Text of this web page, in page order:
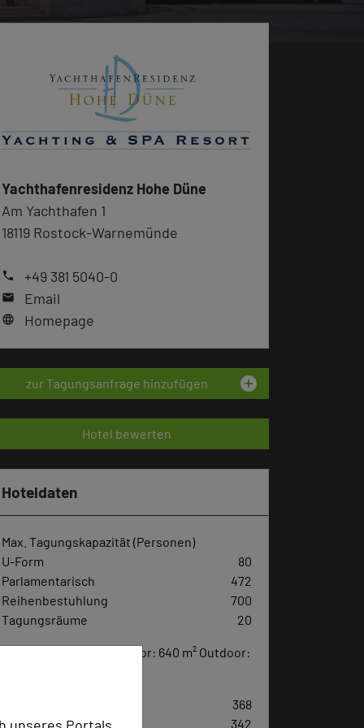
Yachthafenresidenz Hohe Düne
Am Yachthafen 1
18119 Rostock-Warnemünde
phone +49 381 5040-0
mail Email
language Homepage
zur Tagungsanfrage hinzufügen add_circle
Hotel bewerten
Hoteldaten
Max. Tagungskapazität (Personen)
U-Form
80
Parlamentarisch
472
Reihenbestuhlung
700
Tagungsräume
20
Ausstellungsfläche Indoor: 640 m² Outdoor:
368
Doppelzimmer
342